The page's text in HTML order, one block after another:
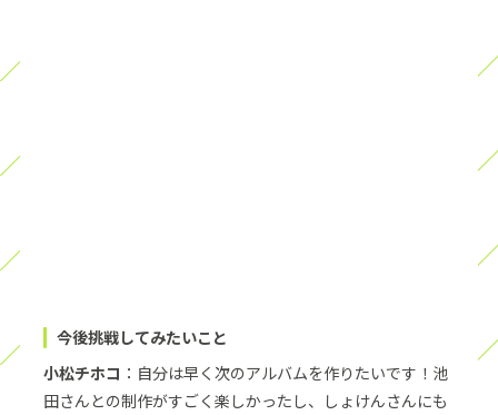
今後挑戦してみたいこと
小松チホコ ：自分は早く次のアルバムを作りたいです！池
田さんとの制作がすごく楽しかったし、しょけんさんにも